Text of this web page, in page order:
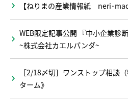
【ねりまの産業情報紙 neri･
WEB限定記事公開 『中小企業診
~株式会社カエルパンダ~
［2/18〆切］ワンストップ相談
ターム》